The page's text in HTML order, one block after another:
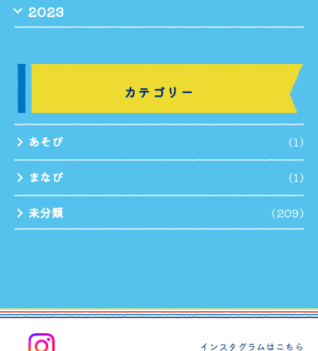
2023
カテゴリー
あそび (1)
まなび (1)
未分類 (209)
インスタグラムはこちら